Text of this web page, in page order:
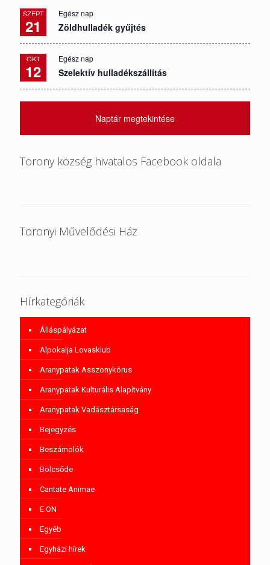
SZEPT
21
Egész nap
Zöldhulladék gyűjtés
OKT
12
Egész nap
Szelektív hulladékszállítás
Naptár megtekintése
Torony község hivatalos Facebook oldala
Toronyi Művelődési Ház
Hírkategóriák
Álláspályázat
Alpokalja Lovasklub
Aranypatak Asszonykórus
Aranypatak Kulturális Alapítvány
Aranypatak Vadásztársaság
Bejegyzés
Beszámolók
Bölcsőde
Cantate Animae
E.ON
Egyéb
Egyházi hírek